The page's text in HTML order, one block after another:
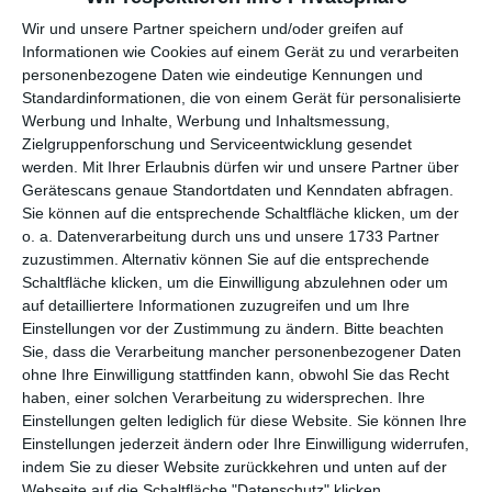
Wir und unsere Partner speichern und/oder greifen auf
Informationen wie Cookies auf einem Gerät zu und verarbeiten
personenbezogene Daten wie eindeutige Kennungen und
Standardinformationen, die von einem Gerät für personalisierte
Werbung und Inhalte, Werbung und Inhaltsmessung,
Zielgruppenforschung und Serviceentwicklung gesendet
werden.
Mit Ihrer Erlaubnis dürfen wir und unsere Partner über
Gerätescans genaue Standortdaten und Kenndaten abfragen.
Sie können auf die entsprechende Schaltfläche klicken, um der
o. a. Datenverarbeitung durch uns und unsere 1733 Partner
zuzustimmen. Alternativ können Sie auf die entsprechende
Schaltfläche klicken, um die Einwilligung abzulehnen oder um
auf detailliertere Informationen zuzugreifen und um Ihre
Einstellungen vor der Zustimmung zu ändern.
Bitte beachten
Sie, dass die Verarbeitung mancher personenbezogener Daten
ohne Ihre Einwilligung stattfinden kann, obwohl Sie das Recht
haben, einer solchen Verarbeitung zu widersprechen. Ihre
Einstellungen gelten lediglich für diese Website. Sie können Ihre
Einstellungen jederzeit ändern oder Ihre Einwilligung widerrufen,
indem Sie zu dieser Website zurückkehren und unten auf der
TEILEN
Facebook, Twitter, WhatsApp, ...
WEITERE KARTEN IN DIESEN
KATEGORIEN ANSEHEN
Asterix und Obelix Karten
Glückwünsche
Geburtstag
humorvolle Geburtstagskarten
Geburtstagskarten für Kinder